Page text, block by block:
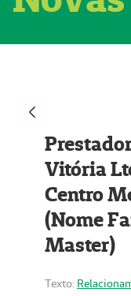
Vitória
Centro
(Nome
Master)
Texto: